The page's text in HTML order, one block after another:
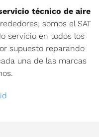
técnico de aire
somos el SAT
servicio en todos los
supuesto reparando
una de las marcas